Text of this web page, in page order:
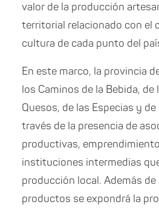
valor de la producción
territorial relacionado con el
cultura de cada punto del
En este marco, la provincia
los Caminos de la Bebida, de
Quesos, de las Especias y de
través de la presencia de
productivas,
instituciones intermedias
producción local. Además
productos se expondrá la